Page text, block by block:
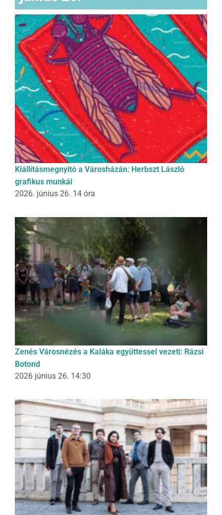
Kiállításmegnyitó a Városházán: Herbszt László
grafikus munkái
2026. június 26. 14 óra
Zenés Városnézés a Kaláka együttessel vezeti: Rázsi
Botond
2026 június 26. 14:30